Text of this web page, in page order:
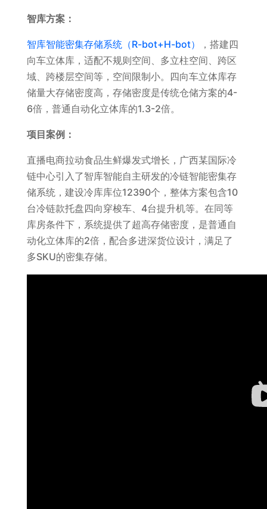
智库方案：
智库智能密集存储系统（R-bot+H-bot）
，搭建四
向车立体库，适配不规则空间、多立柱空间、跨区
域、跨楼层空间等，空间限制小。四向车立体库存
储量大存储密度高，存储密度是传统仓储方案的4-
6倍，普通自动化立体库的1.3-2倍。
项目案例：
直播电商拉动食品生鲜爆发式增长，广西某国际冷
链中心引入了智库智能自主研发的冷链智能密集存
储系统，建设冷库库位12390个，整体方案包含10
台冷链款托盘四向穿梭车、4台提升机等。在同等
库房条件下，系统提供了超高存储密度，是普通自
动化立体库的2倍，配合多进深货位设计，满足了
多SKU的密集存储。